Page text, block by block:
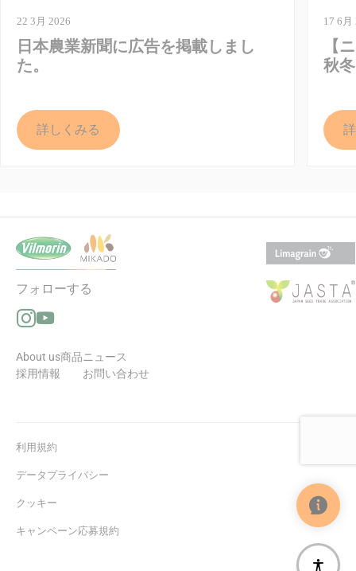
22 3月 2026
日本農業新聞に広告を掲載しまし
た。
詳しくみる
17 6月
【
秋
フォローする
Instagramでフォローする（新しいウィンドウで開きます
YouTubeでフォローする（新しいウィンドウで開きます
About us
採用情報
商品 ニュース
お問い合わせ
利用規約
データプライバシー
クッキー
キャンペーン応募規約